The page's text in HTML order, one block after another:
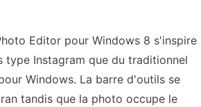
Editor pour Windows 8 s'inspire
type Instagram que du traditionnel
Windows. La barre d'outils se
tandis que la photo occupe le